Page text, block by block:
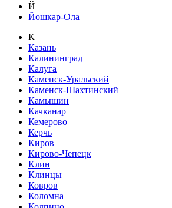
Й
Йошкар-Ола
К
Казань
Калининград
Калуга
Каменск-Уральский
Каменск-Шахтинский
Камышин
Качканар
Кемерово
Керчь
Киров
Кирово-Чепецк
Клин
Клинцы
Ковров
Коломна